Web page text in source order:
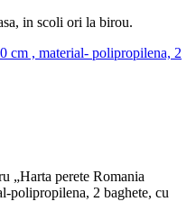
in scoli ori la birou.
cm , material- polipropilena, 2
„Harta perete Romania
polipropilena, 2 baghete, cu